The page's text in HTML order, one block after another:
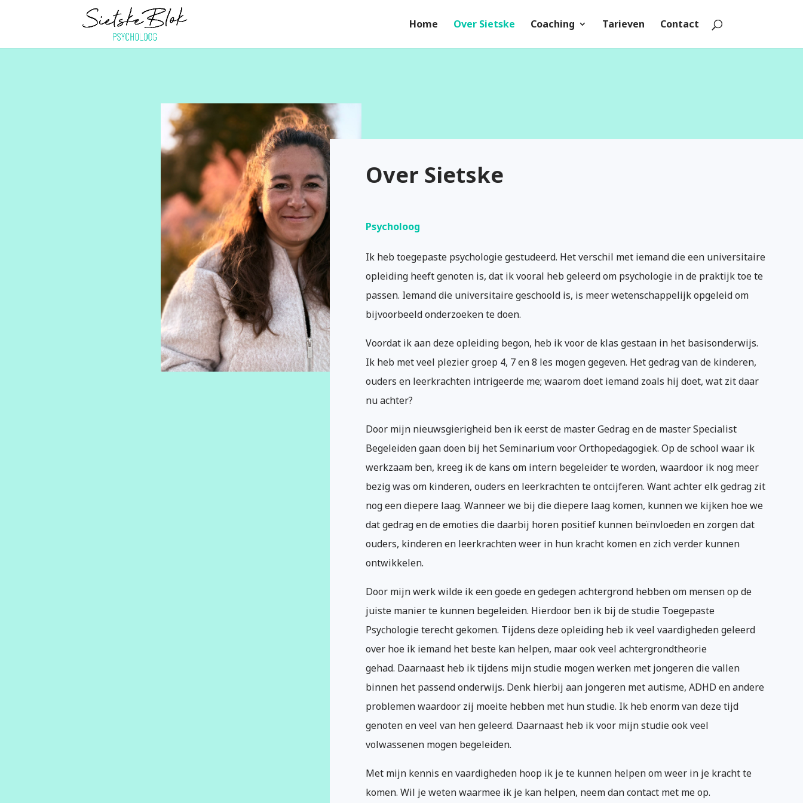
Home Over Sietske Coaching Tarieven Contact
Over Sietske
Psycholoog
Ik heb toegepaste psychologie gestudeerd. Het verschil met iemand die een universitaire
opleiding heeft genoten is, dat ik vooral heb geleerd om psychologie in de praktijk toe te
passen. Iemand die universitaire geschoold is, is meer wetenschappelijk opgeleid om
bijvoorbeeld onderzoeken te doen.
Voordat ik aan deze opleiding begon, heb ik voor de klas gestaan in het basisonderwijs.
Ik heb met veel plezier groep 4, 7 en 8 les mogen gegeven. Het gedrag van de kinderen,
ouders en leerkrachten intrigeerde me; waarom doet iemand zoals hij doet, wat zit daar
nu achter?
Door mijn nieuwsgierigheid ben ik eerst de master Gedrag en de master Specialist
Begeleiden gaan doen bij het Seminarium voor Orthopedagogiek. Op de school waar ik
werkzaam ben, kreeg ik de kans om intern begeleider te worden, waardoor ik nog meer
bezig was om kinderen, ouders en leerkrachten te ontcijferen. Want achter elk gedrag zit
nog een diepere laag. Wanneer we bij die diepere laag komen, kunnen we kijken hoe we
dat gedrag en de emoties die daarbij horen positief kunnen beïnvloeden en zorgen dat
ouders, kinderen en leerkrachten weer in hun kracht komen en zich verder kunnen
ontwikkelen.
Door mijn werk wilde ik een goede en gedegen achtergrond hebben om mensen op de
juiste manier te kunnen begeleiden. Hierdoor ben ik bij de studie Toegepaste
Psychologie terecht gekomen. Tijdens deze opleiding heb ik veel vaardigheden geleerd
over hoe ik iemand het beste kan helpen, maar ook veel achtergrondtheorie
gehad. Daarnaast heb ik tijdens mijn studie mogen werken met jongeren die vallen
binnen het passend onderwijs. Denk hierbij aan jongeren met autisme, ADHD en andere
problemen waardoor zij moeite hebben met hun studie. Ik heb enorm van deze tijd
genoten en veel van hen geleerd. Daarnaast heb ik voor mijn studie ook veel
volwassenen mogen begeleiden.
Met mijn kennis en vaardigheden hoop ik je te kunnen helpen om weer in je kracht te
komen. Wil je weten waarmee ik je kan helpen, neem dan contact met me op.